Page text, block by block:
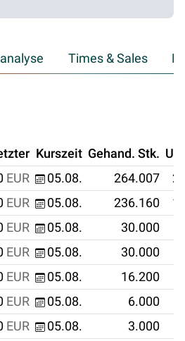
Times & Sales
Kurszeit Gehand. Stk.
EUR 05.08. 264.007
EUR 05.08. 236.160
EUR 05.08. 30.000
EUR 05.08. 30.000
EUR 05.08. 16.200
EUR 05.08.
6.000
EUR 05.08.
3.000